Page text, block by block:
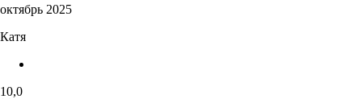
октябрь 2025
Катя
10,0